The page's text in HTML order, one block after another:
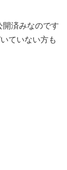
開済みなのです
ていない方も